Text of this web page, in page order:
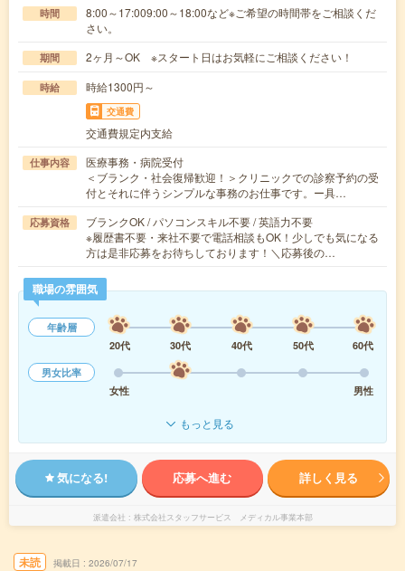
時間
8:00～17:009:00～18:00など※ご希望の時間帯をご相談くだ
さい。
期間 2ヶ月～OK ※スタート日はお気軽にご相談ください！
時給 時給1300円～
交通費
交通費規定内支給
仕事内容
医療事務・病院受付
＜ブランク・社会復帰歓迎！＞クリニックでの診察予約の受
付とそれに伴うシンプルな事務のお仕事です。ー具…
応募資格
ブランクOK / パソコンスキル不要 / 英語力不要
※履歴書不要・来社不要で電話相談もOK！少しでも気になる
方は是非応募をお待ちしております！＼応募後の…
職場の雰囲気
年齢層
20代
30代 40代 50代
60代
男女比率
女性
男性
もっと見る
気になる! 応募へ進む 詳しく見る
派遣会社 株式会社スタッフサービス メディカル事業本部
未読 掲載日 2026/07/17